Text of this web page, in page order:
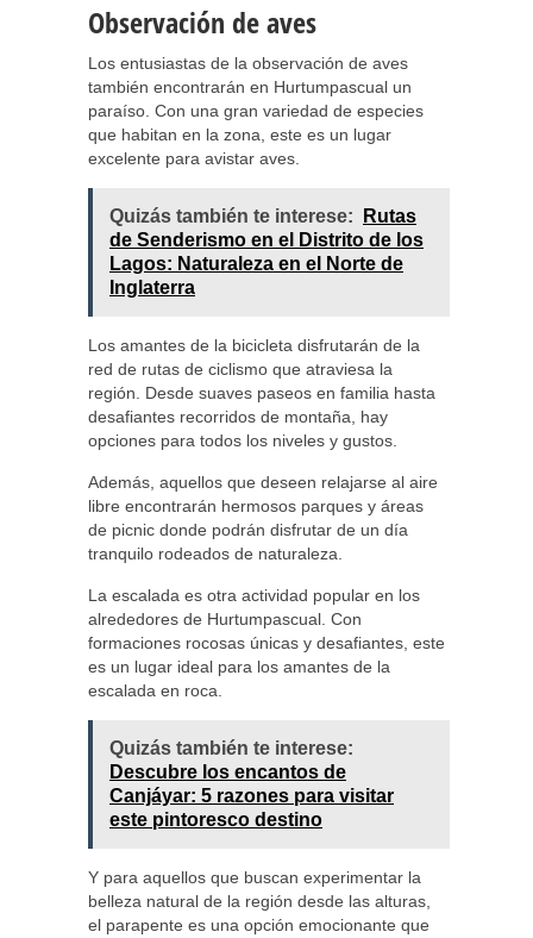
Observación de aves
Los entusiastas de la observación de aves
también encontrarán en Hurtumpascual un
paraíso. Con una gran variedad de especies
que habitan en la zona, este es un lugar
excelente para avistar aves.
Quizás también te interese:
Rutas
de Senderismo en el Distrito de los
Lagos: Naturaleza en el Norte de
Inglaterra
Los amantes de la bicicleta disfrutarán de la
red de rutas de ciclismo que atraviesa la
región. Desde suaves paseos en familia hasta
desafiantes recorridos de montaña, hay
opciones para todos los niveles y gustos.
Además, aquellos que deseen relajarse al aire
libre encontrarán hermosos parques y áreas
de picnic donde podrán disfrutar de un día
tranquilo rodeados de naturaleza.
La escalada es otra actividad popular en los
alrededores de Hurtumpascual. Con
formaciones rocosas únicas y desafiantes, este
es un lugar ideal para los amantes de la
escalada en roca.
Quizás también te interese:
Descubre los encantos de
Canjáyar: 5 razones para visitar
este pintoresco destino
Y para aquellos que buscan experimentar la
belleza natural de la región desde las alturas,
el parapente es una opción emocionante que